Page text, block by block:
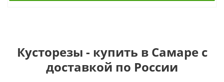
Кусторезы - купить в Самаре с
доставкой по России